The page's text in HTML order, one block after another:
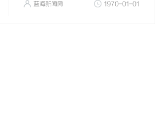
蓝海新闻网 1970-01-01